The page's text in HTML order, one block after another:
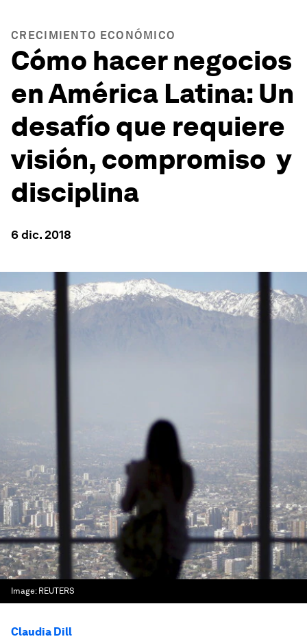
CRECIMIENTO ECONÓMICO
Cómo hacer negocios
en América Latina: Un
desafío que requiere
visión, compromiso y
disciplina
6 dic. 2018
Image: REUTERS
Claudia Dill